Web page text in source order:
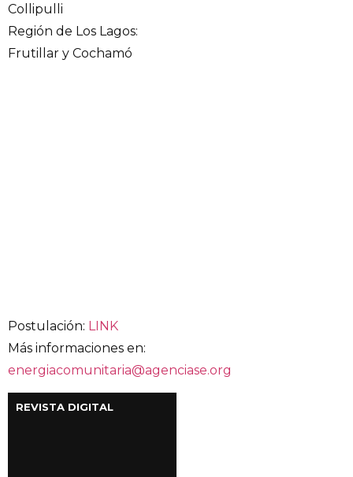
Collipulli
Región de Los Lagos:
Frutillar y Cochamó
Postulación: LINK
Más informaciones en:
energiacomunitaria@agenciase.org
REVISTA DIGITAL